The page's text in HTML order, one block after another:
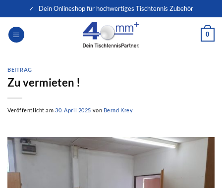
Inhalt
springen
✓ Dein Onlineshop für hochwertiges Tischtennis Zubehör
0
BEITRAG
Zu vermieten !
Veröffentlicht am 30. April 2025 von Bernd Krey